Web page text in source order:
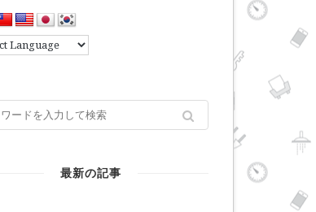
最新の記事